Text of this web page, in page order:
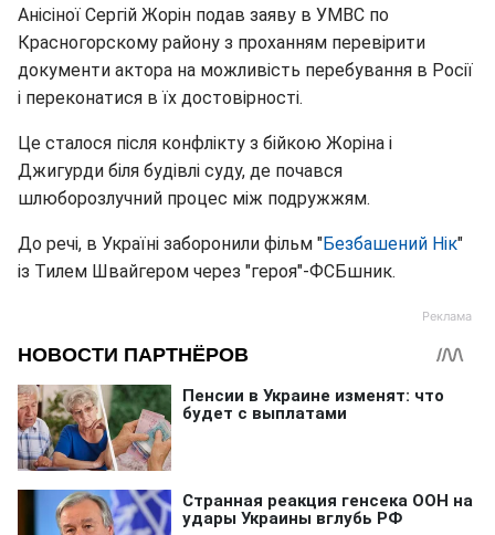
Анісіної Сергій Жорін подав заяву в УМВС по
Красногорскому району з проханням перевірити
документи актора на можливість перебування в Росії
і переконатися в їх достовірності.
Це сталося після конфлікту з бійкою Жоріна і
Джигурди біля будівлі суду, де почався
шлюборозлучний процес між подружжям.
До речі, в Україні заборонили фільм "Безбашений Нік"
із Тилем Швайгером через "героя"-ФСБшник.